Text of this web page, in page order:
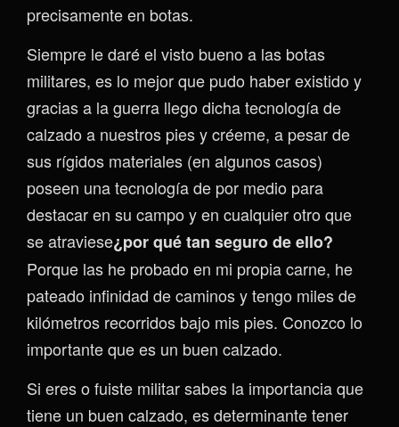
precisamente en botas.
Siempre le daré el visto bueno a las botas
militares, es lo mejor que pudo haber existido y
gracias a la guerra llego dicha tecnología de
calzado a nuestros pies y créeme, a pesar de
sus rígidos materiales (en algunos casos)
poseen una tecnología de por medio para
destacar en su campo y en cualquier otro que
se atraviese¿por qué tan seguro de ello?
Porque las he probado en mi propia carne, he
pateado infinidad de caminos y tengo miles de
kilómetros recorridos bajo mis pies. Conozco lo
importante que es un buen calzado.
Si eres o fuiste militar sabes la importancia que
tiene un buen calzado, es determinante tener